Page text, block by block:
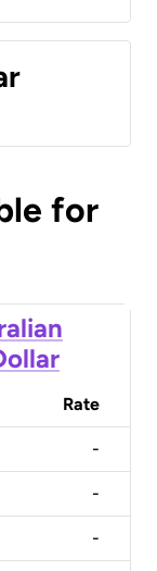
for
Rate
-
-
-